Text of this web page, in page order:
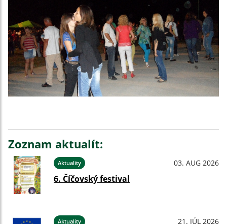
Zoznam aktualít:
Aktuality 03. AUG 2026
6. Číčovský festival
Aktuality 21. JÚL 2026